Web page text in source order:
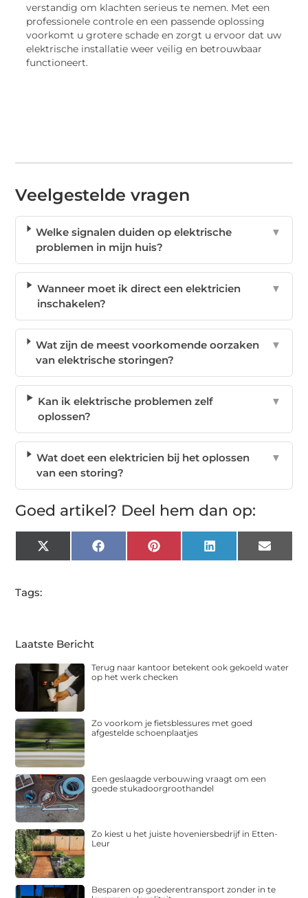
verstandig om klachten serieus te nemen. Met een
professionele controle en een passende oplossing
voorkomt u grotere schade en zorgt u ervoor dat uw
elektrische installatie weer veilig en betrouwbaar
functioneert.
Veelgestelde vragen
Welke signalen duiden op elektrische
problemen in mijn huis?
▼
Wanneer moet ik direct een elektricien
inschakelen?
▼
Wat zijn de meest voorkomende oorzaken
van elektrische storingen?
▼
Kan ik elektrische problemen zelf
oplossen?
▼
Wat doet een elektricien bij het oplossen
van een storing?
▼
Goed artikel? Deel hem dan op:
X
(Twitter)
FacebookPinterest LinkedIn Email
Tags:
Laatste Bericht
Terug naar kantoor betekent ook gekoeld water
op het werk checken
Zo voorkom je fietsblessures met goed
afgestelde schoenplaatjes
Een geslaagde verbouwing vraagt om een
goede stukadoorgroothandel
Zo kiest u het juiste hoveniersbedrijf in Etten-
Leur
Besparen op goederentransport zonder in te